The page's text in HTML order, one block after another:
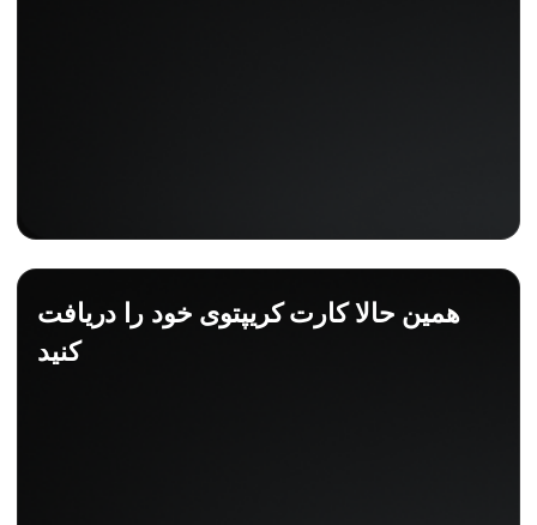
همین حالا کارت کریپتوی خود را دریافت
کنید